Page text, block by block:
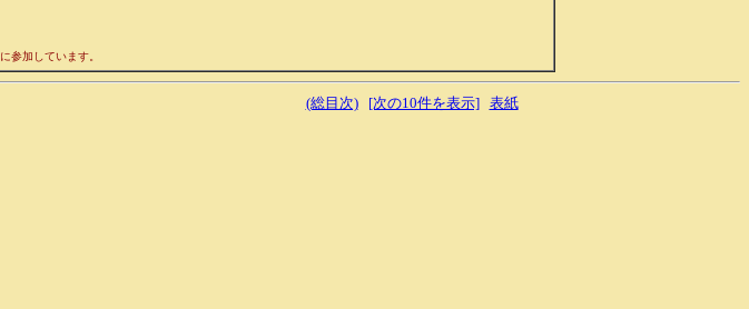
に参加しています。
(総目次) [次の10件を表示] 表紙